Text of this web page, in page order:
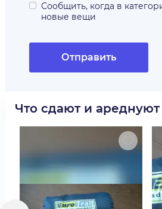
Сообщить, когда в
новые вещи
Отправить
Что сдают и ареднуют